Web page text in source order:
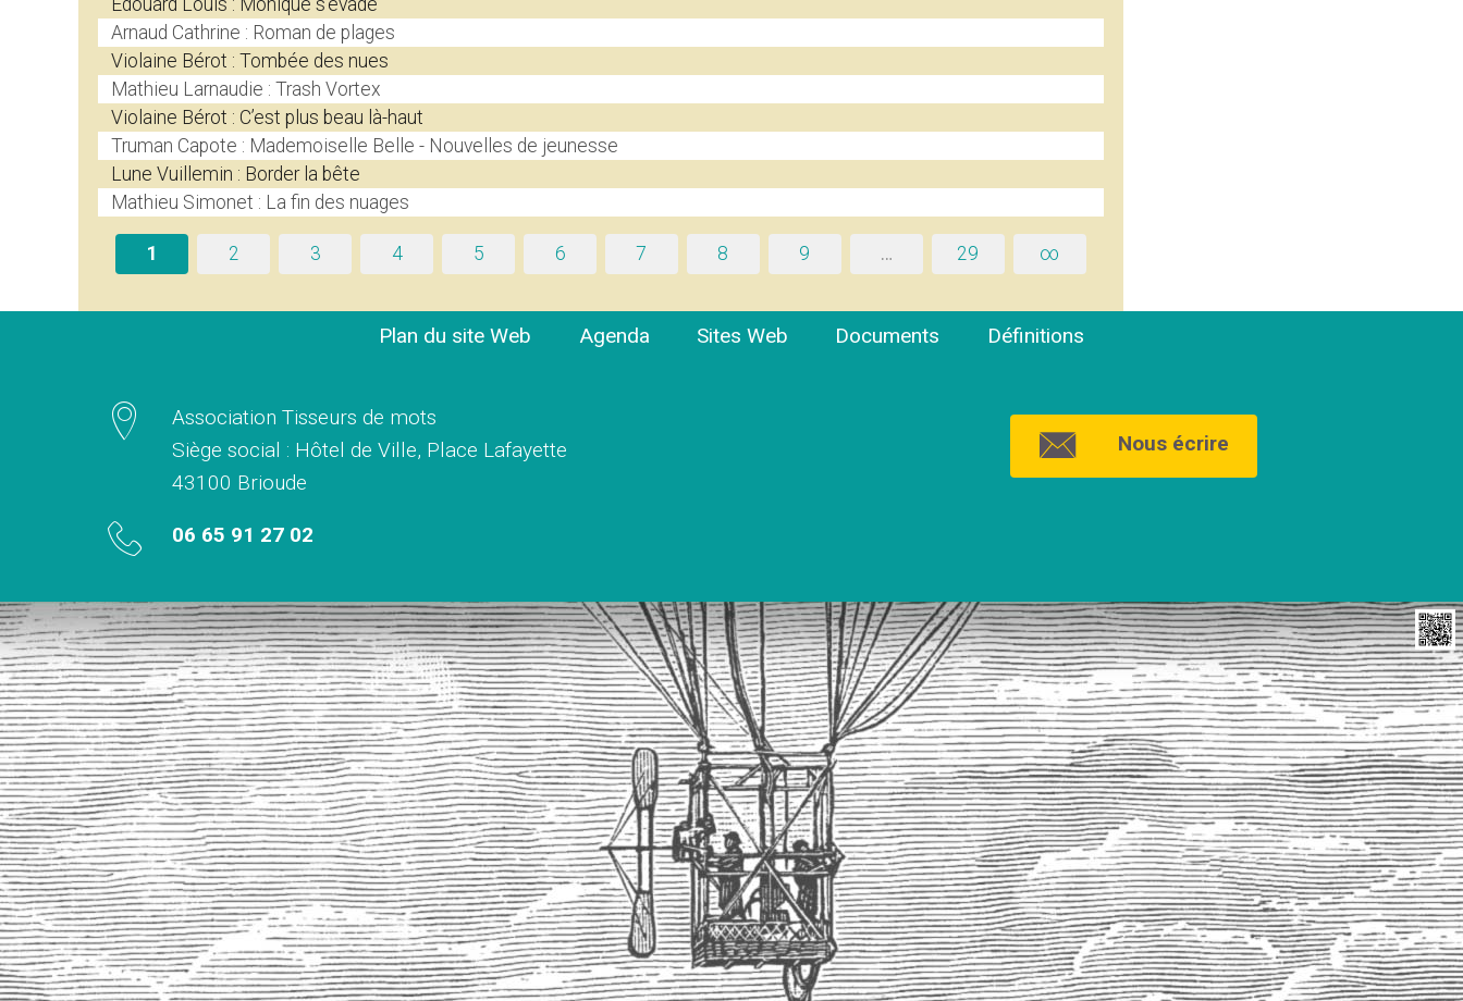
Edouard Louis : Monique s’évade
Arnaud Cathrine : Roman de plages
Violaine Bérot : Tombée des nues
Mathieu Larnaudie : Trash Vortex
Violaine Bérot : C’est plus beau là-haut
Truman Capote : Mademoiselle Belle - Nouvelles de jeunesse
Lune Vuillemin : Border la bête
Mathieu Simonet : La fin des nuages
1 2 3 4 5 6 7 8 9 … 29 ∞
Plan du site Web Agenda Sites Web Documents Définitions
Association Tisseurs de mots
Siège social : Hôtel de Ville, Place Lafayette
43100 Brioude
06 65 91 27 02
Nous écrire